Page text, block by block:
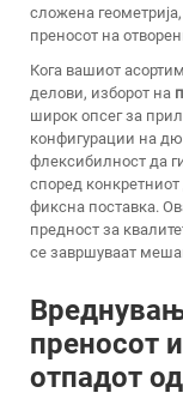
сложена
преносот на
Кога вашиот
делови, изборот на
широк опсег за
конфигурации на
флексибилност да
според
фиксна поставка.
предност за
се завршуваат
преносот
отпадот